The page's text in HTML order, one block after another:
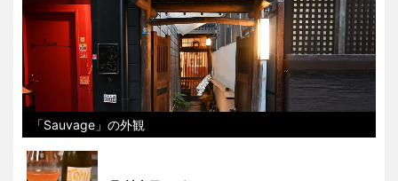
「Sauvage」の外観